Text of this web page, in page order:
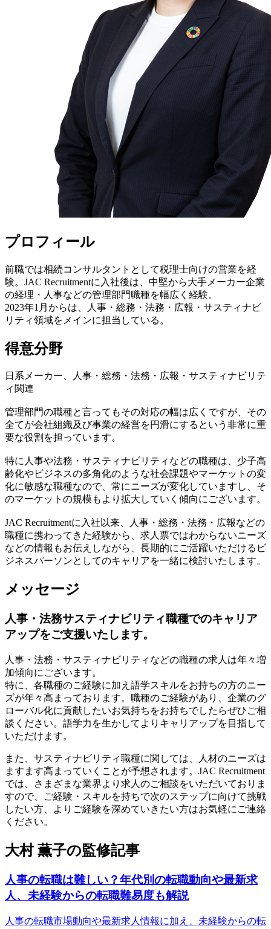
プロフィール
前職では相続コンサルタントとして税理士向けの営業を経
験。JAC Recruitmentに入社後は、中堅から大手メーカー企業
の経理・人事などの管理部門職種を幅広く経験。
2023年1月からは、人事・総務・法務・広報・サスティナビ
リティ領域をメインに担当している。
得意分野
日系メーカー、人事・総務・法務・広報・サスティナビリテ
ィ関連
管理部門の職種と言ってもその対応の幅は広くですが、その
全てが会社組織及び事業の経営を円滑にするという非常に重
要な役割を担っています。
特に人事や法務・サスティナビリティなどの職種は、少子高
齢化やビジネスの多角化のような社会課題やマーケットの変
化に敏感な職種なので、常にニーズが変化していますし、そ
のマーケットの規模もより拡大していく傾向にございます。
JAC Recruitmentに入社以来、人事・総務・法務・広報などの
職種に携わってきた経験から、求人票ではわからないニーズ
などの情報もお伝えしながら、長期的にご活躍いただけるビ
ジネスパーソンとしてのキャリアを一緒に検討いたします。
メッセージ
人事・法務サスティナビリティ職種でのキャリア
アップをご支援いたします。
人事・法務・サスティナビリティなどの職種の求人は年々増
加傾向にございます。
特に、各職種のご経験に加え語学スキルをお持ちの方のニー
ズが年々高まっております。職種のご経験があり、企業のグ
ローバル化に貢献したいお気持ちをお持ちでしたらぜひご相
談ください。語学力を生かしてよりキャリアップを目指して
いただけます。
また、サスティナビリティ職種に関しては、人材のニーズは
ますます高まっていくことが予想されます。JAC Recruitment
では、さまざまな業界より求人のご相談をいただいておりま
すので、ご経験・スキルを持ちで次のステップに向けて挑戦
したい方、よりご経験を深めていきたい方はお気軽にご連絡
ください。
大村 薫子の監修記事
人事の転職は難しい？年代別の転職動向や最新求
人、未経験からの転職難易度も解説
人事の転職市場動向や最新求人情報に加え、未経験からの転